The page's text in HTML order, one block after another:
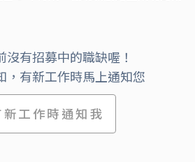
沒有招募中的職缺喔！
，有新工作時馬上通知您
新工作時通知我